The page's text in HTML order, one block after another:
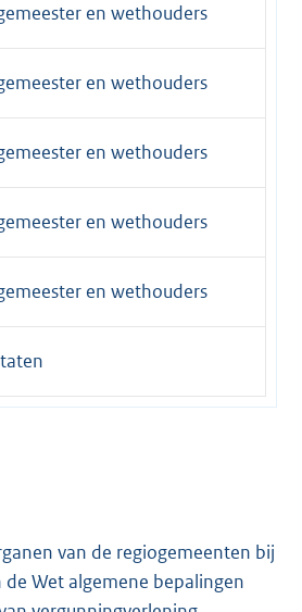
en wethouders
en wethouders
en wethouders
en wethouders
en wethouders
van de regiogemeenten bij
Wet algemene bepalingen